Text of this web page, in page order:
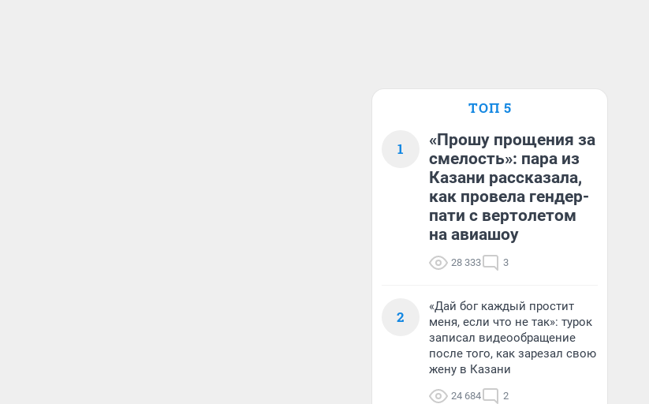
ТОП 5
1
«Прошу прощения за
смелость»: пара из
Казани рассказала,
как провела гендер-
пати с вертолетом
на авиашоу
28 333 3
2
«Дай бог каждый простит
меня, если что не так»: турок
записал видеообращение
после того, как зарезал свою
жену в Казани
24 684 2